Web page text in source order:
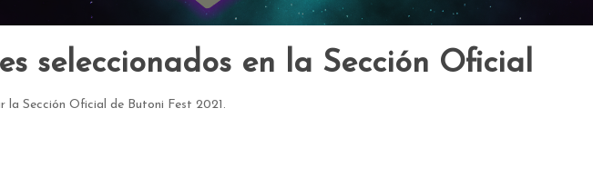
ESC to close
seleccionados en la Sección Oficial
la Sección Oficial de Butoni Fest 2021.